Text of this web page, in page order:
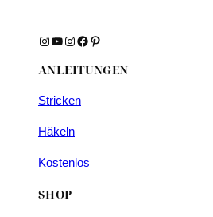
Instagram YouTube Instagram Facebook Pinterest
ANLEITUNGEN
Stricken
Häkeln
Kostenlos
SHOP